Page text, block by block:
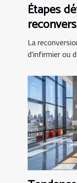
Étapes
infirmière
La
d'infirmier ou